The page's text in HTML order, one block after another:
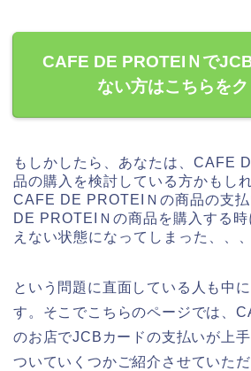
CAFE DE PROTEIＮで
ない方はこちらを
もしかしたら、あなたは、CAFE
品の購入を検討している方かもし
CAFE DE PROTEIＮの商品の支
DE PROTEIＮの商品を購入する
えない状態になってしまった、、、
という問題に直面している人も中
す。そこでこちらのページでは、
のお店でJCBカードの支払いが上
ついていくつかご紹介させていただ